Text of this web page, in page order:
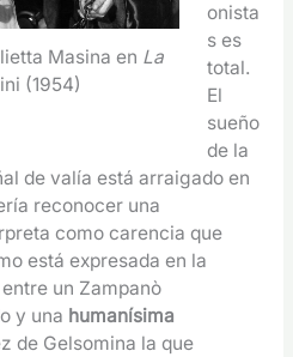
Masina en La
(1954)
onista
s es
total.
El
sueño
de la
de valía está arraigado en
reconocer una
como carencia que
está expresada en la
un Zampanò
y una humanísima
de Gelsomina la que